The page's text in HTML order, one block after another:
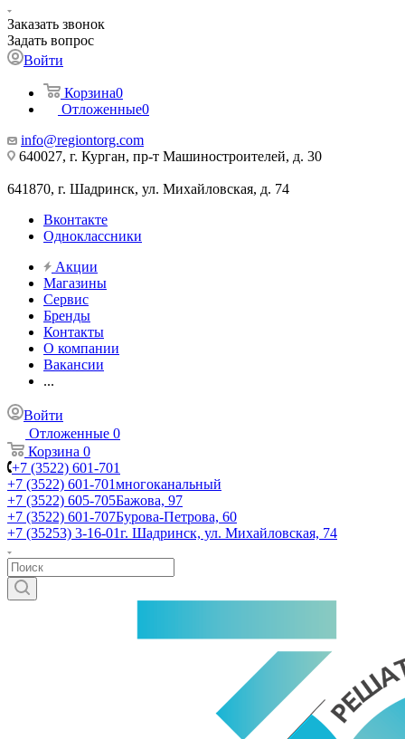
Заказать звонок
Задать вопрос
Войти
Корзина0
Отложенные0
info@regiontorg.com
640027, г. Курган, пр-т Машиностроителей, д. 30
641870, г. Шадринск, ул. Михайловская, д. 74
Вконтакте
Одноклассники
Акции
Магазины
Сервис
Бренды
Контакты
О компании
Вакансии
...
Войти
Отложенные 0
Корзина 0
+7 (3522) 601-701
+7 (3522) 601-701многоканальный
+7 (3522) 605-705Бажова, 97
+7 (3522) 601-707Бурова-Петрова, 60
+7 (35253) 3-16-01г. Шадринск, ул. Михайловская, 74